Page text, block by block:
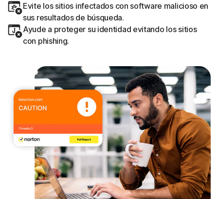
Evite los sitios infectados con software malicioso en
sus resultados de búsqueda.
Ayude a proteger su identidad evitando los sitios
con phishing.